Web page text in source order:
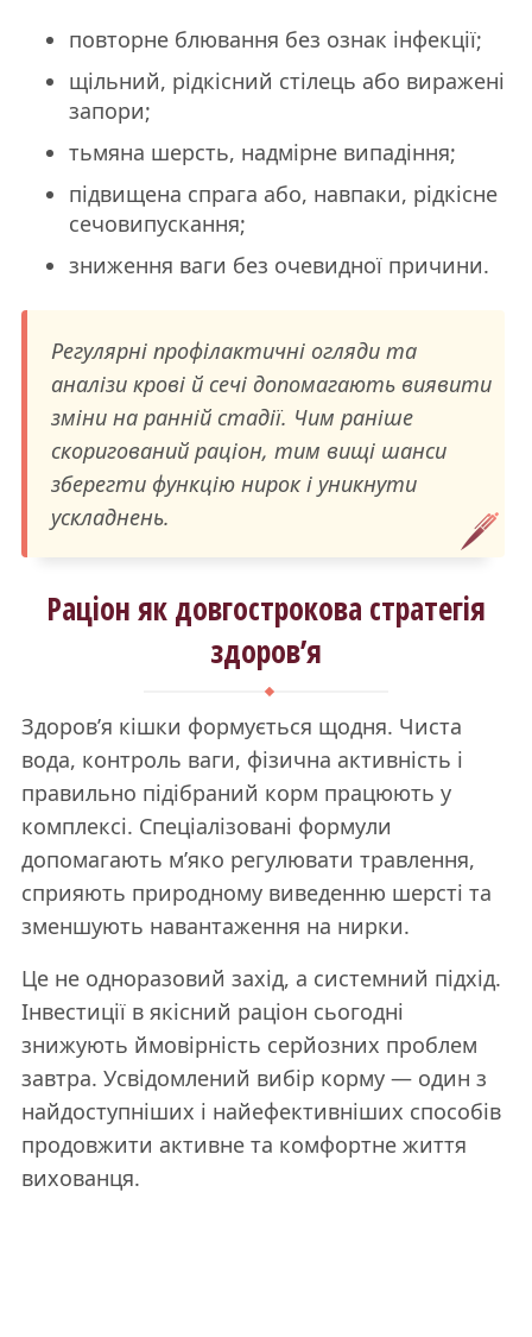
повторне блювання без ознак інфекції;
щільний, рідкісний стілець або виражені
запори;
тьмяна шерсть, надмірне випадіння;
підвищена спрага або, навпаки, рідкісне
сечовипускання;
зниження ваги без очевидної причини.
Регулярні профілактичні огляди та
аналізи крові й сечі допомагають виявити
зміни на ранній стадії. Чим раніше
скоригований раціон, тим вищі шанси
зберегти функцію нирок і уникнути
ускладнень.
Раціон як довгострокова стратегія
здоров’я
Здоров’я кішки формується щодня. Чиста
вода, контроль ваги, фізична активність і
правильно підібраний корм працюють у
комплексі. Спеціалізовані формули
допомагають м’яко регулювати травлення,
сприяють природному виведенню шерсті та
зменшують навантаження на нирки.
Це не одноразовий захід, а системний підхід.
Інвестиції в якісний раціон сьогодні
знижують ймовірність серйозних проблем
завтра. Усвідомлений вибір корму — один з
найдоступніших і найефективніших способів
продовжити активне та комфортне життя
вихованця.